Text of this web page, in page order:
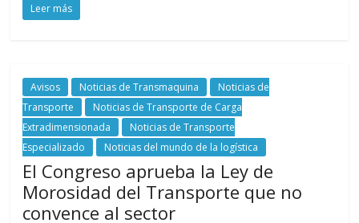
Leer más
Avisos Noticias de Transmaquina
Noticias de
Transporte
Noticias de Transporte de Carga
Extradimensionada
Noticias de Transporte
Especializado
Noticias del mundo de la logística
El Congreso aprueba la Ley de
Morosidad del Transporte que no
convence al sector